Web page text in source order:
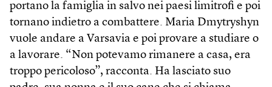
portano la famiglia in salvo nei paesi limitrofi e poi
tornano indietro a combattere. Maria Dmytryshyn
vuole andare a Varsavia e poi provare a studiare o
a lavorare. “Non potevamo rimanere a casa, era
troppo pericoloso”, racconta. Ha lasciato suo